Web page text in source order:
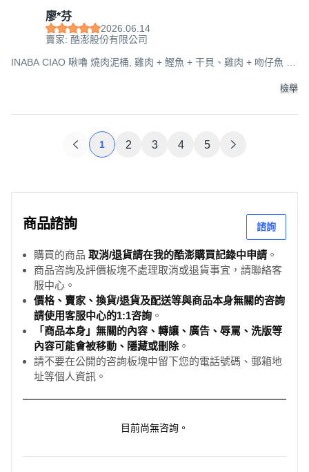
廖*芬
2026.06.14
賣家: 酷澎股份有限公司
INABA CIAO 啾嚕 燒肉泥桶, 雞肉 + 鰹魚 + 干貝、雞肉 + 吻仔魚 +
檢舉
1 2 3 4 5
商品諮詢 諮詢
購買的商品 取消/退貨請在我的酷澎購買記錄中申請 。
商品咨詢及評價板塊不處理取消或退貨事宜，請聯絡客
服中心。
價格、賣家、換貨/退貨及配送等與商品本身無關的咨詢
請使用客服中心的1:1咨詢 。
「商品本身」無關的內容、轉讓、廣告、辱罵、洗版等
內容可能會被移動、隱藏或刪除。
請不要在公開的咨詢板塊中留下您的電話號碼、郵箱地
址等個人資訊。
目前尚無咨詢。